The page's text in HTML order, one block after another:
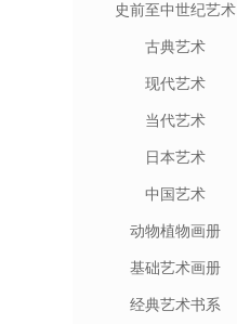
史前至中世纪艺术
古典艺术
现代艺术
当代艺术
日本艺术
中国艺术
动物植物画册
基础艺术画册
经典艺术书系